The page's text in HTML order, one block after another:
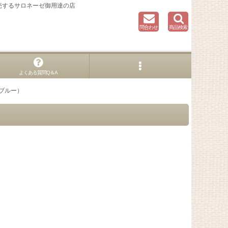
るサロネーゼ御用達の店
問合わせ 商品検索
よくある質問Q＆A
ー）